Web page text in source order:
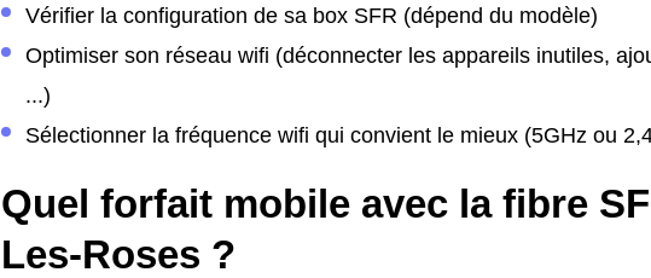
Vérifier la configuration de sa box SFR (dépend du modèle)
Optimiser son réseau wifi (déconnecter les appareils inutiles,
...)
Sélectionner la fréquence wifi qui convient le mieux (5GHz ou
Quel forfait mobile avec la fibre
Les-Roses ?